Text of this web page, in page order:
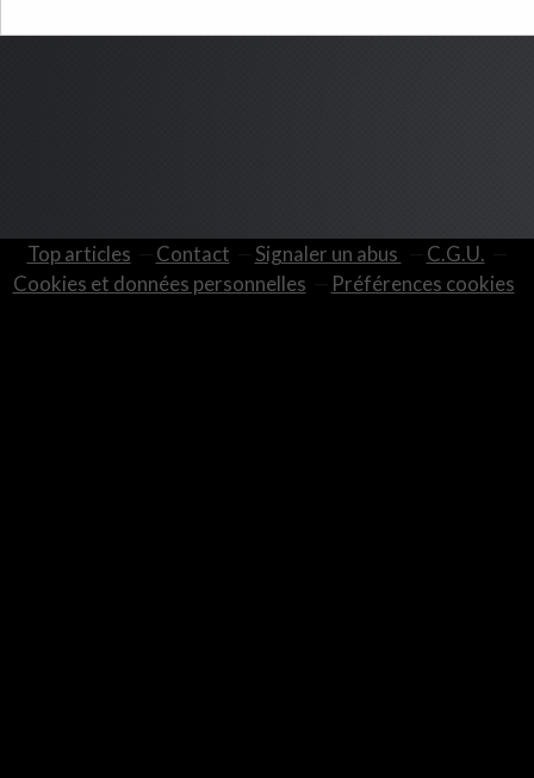
Top articles Contact Signaler un abus
C.G.U.
Cookies et données personnelles
Préférences cookies